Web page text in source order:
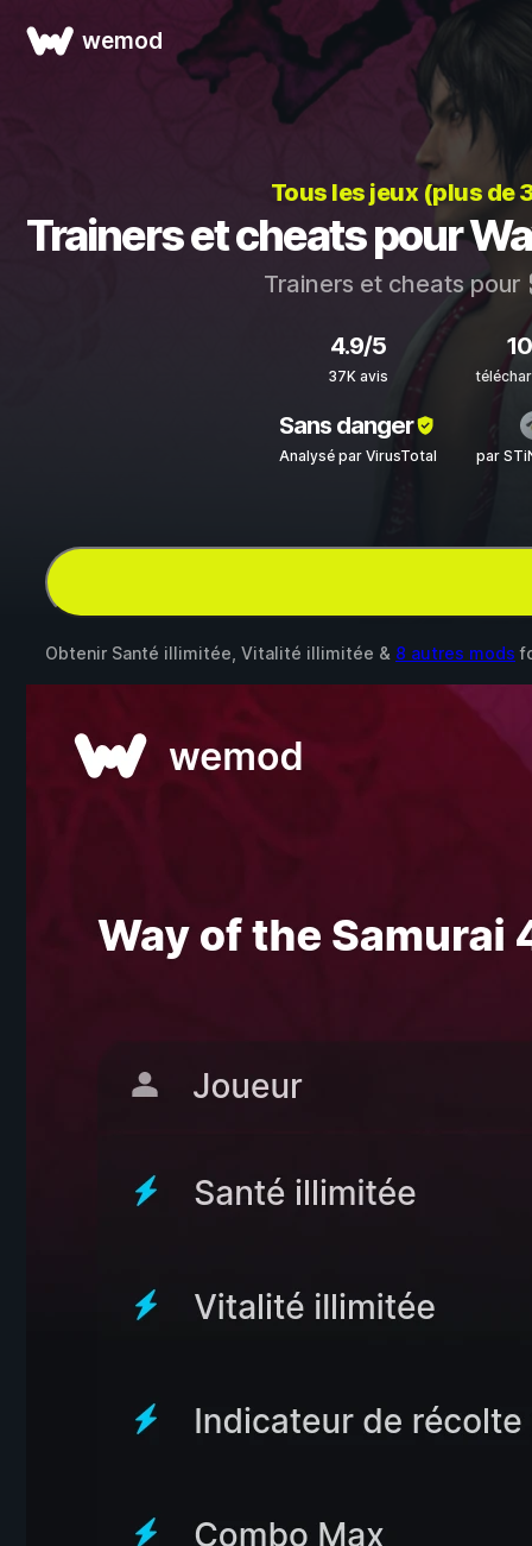
wemod
Tous les jeux (plus de
Trainers et cheats pour
Trainers et cheats pour
4.9/5
37K avis
Sans danger
Analysé par VirusTotal par
Obtenir Santé illimitée, Vitalité illimitée & 8 autres mods